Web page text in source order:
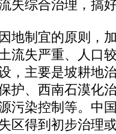
失综合治理，搞
制宜的原则，
流失严重、人口
，主要是坡耕地
护、西南石漠化
污染控制等。中
区得到初步治理